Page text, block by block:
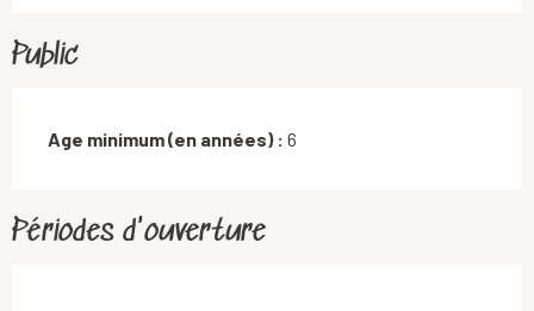
Public
Age minimum (en années) : 6
Périodes d'ouverture